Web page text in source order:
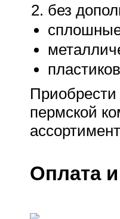
без
пермской
Оплата